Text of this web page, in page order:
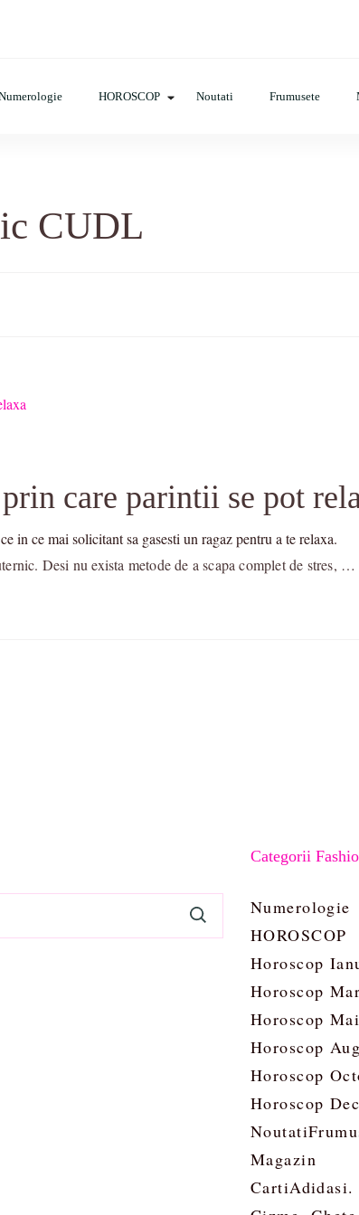
HOROSCOP Noutati Frumusete
CUDL
care parintii se pot
in ce mai solicitant sa gasesti un ragaz pentru a te relaxa.
Desi nu exista metode de a scapa complet de stres, …
Categorii
Numerologie
HOROSCOP
Horoscop
Horoscop
Horoscop
Horoscop
Horoscop
Horoscop
Noutati
Magazin
CartiAdidasi.